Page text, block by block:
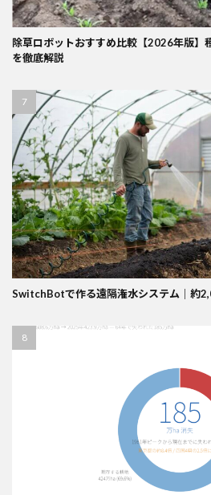
除草ロボットおすすめ比較【2026年版】
を徹底解説
SwitchBotで作る遠隔潅水システム｜約